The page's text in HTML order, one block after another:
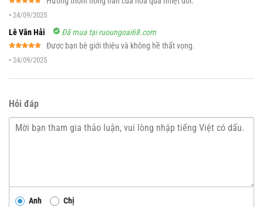
hạng55
• 24/09/2025
Lê Văn Hải Đã mua tại ruoungoai68.com
hạng55
Được bạn bè giới thiệu và không hề thất vọng.
• 24/09/2025
Hỏi đáp
Anh Chị